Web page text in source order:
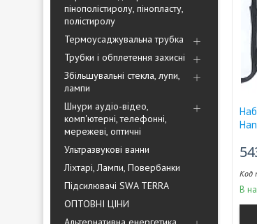
пінополістиролу, пінопласту,
полістиролу
Термоусаджувальна трубка
Трубки і обплетення захисні
Збільшувальні стекла, лупи,
лампи
Шнури аудіо-відео,
комп'ютерні, телефонні,
мережеві, оптичні
Ультразвукові ванни
Ліхтарі, Лампи, Повербанки
Підсилювачі SWA TERRA
ОПТОВНІ ЦІНИ
В